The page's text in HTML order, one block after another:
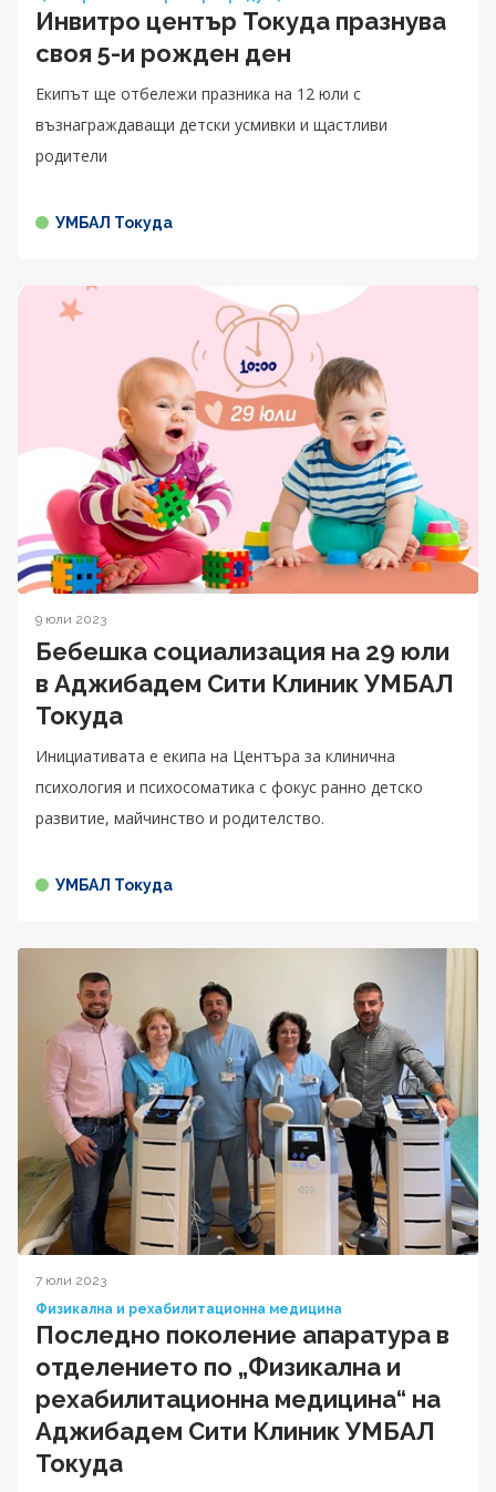
Инвитро център Токуда празнува
своя 5-и рожден ден
Екипът ще отбележи празника на 12 юли с
възнаграждаващи детски усмивки и щастливи
родители
УМБАЛ Токуда
9 юли 2023
Бебешка социализация на 29 юли
в Аджибадем Сити Клиник УМБАЛ
Токуда
Инициативата е екипа на Центъра за клинична
психология и психосоматика с фокус ранно детско
развитие, майчинство и родителство.
УМБАЛ Токуда
7 юли 2023
Физикална и рехабилитационна медицина
Последно поколение апаратура в
отделението по „Физикална и
рехабилитационна медицина“ на
Аджибадем Сити Клиник УМБАЛ
Токуда